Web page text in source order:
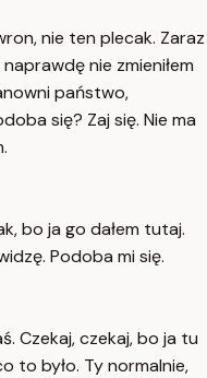
nie ten plecak. Zaraz
nie zmieniłem
państwo,
się? Zaj się. Nie ma
bo ja go dałem tutaj.
Podoba mi się.
Czekaj, czekaj, bo ja tu
to było. Ty normalnie,